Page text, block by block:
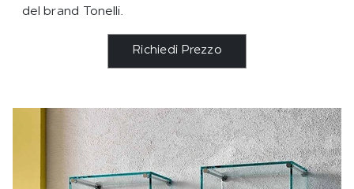
del brand Tonelli.
Richiedi Prezzo